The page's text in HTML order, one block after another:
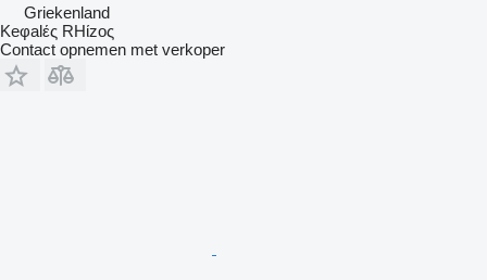
Griekenland
Keφalές RHίzoς
Contact opnemen met verkoper